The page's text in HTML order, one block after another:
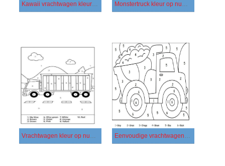
Kawaii vrachtwagen kleur op nummer Monstertruck kleur op nummer 2
Vrachtwagen kleur op nummer - Afbeelding 5 Eenvoudige vrachtwagenkleur op nummer